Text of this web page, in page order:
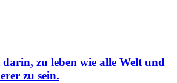
darin, zu leben wie alle Welt und
zu sein.